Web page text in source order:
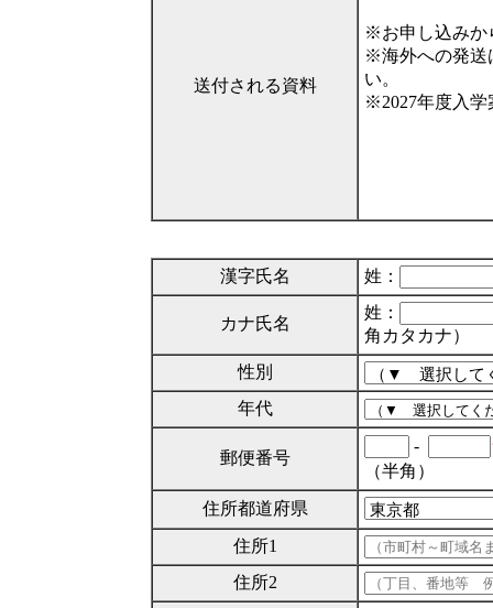
送付される資料
※お申し込みか
※海外への発送
い。
※2027年度入学
漢字氏名 姓：
カナ氏名
姓：
角カタカナ）
性別
年代
郵便番号
-
（半角）
住所都道府県
住所1
住所2